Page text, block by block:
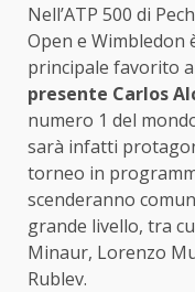
Nell’ATP 500 di
Open e Wimbledon
principale favorito
presente Carlos
numero 1 del
sarà infatti
torneo in
scenderanno
grande livello, tra
Minaur, Lorenzo
Rublev.